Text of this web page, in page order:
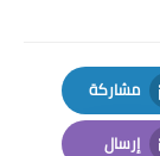
مشاركة
LinkedIn
إرسال